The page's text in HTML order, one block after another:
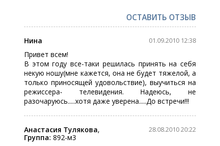
ОСТАВИТЬ ОТЗЫВ
01.09.2010 12:38
Нина
Привет всем!
В этом году все-таки решилась принять на себя
некую ношу(мне кажется, она не будет тяжелой, а
только приносящей удовольствие), выучиться на
режиссера- телевидения. Надеюсь, не
разочаруюсь.....хотя даже уверена.....До встречи!!!
28.08.2010 20:22
Анастасия Тулякова,
Группа: 892-м3